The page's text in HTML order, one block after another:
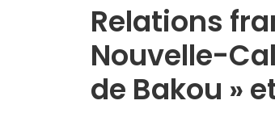
Relations
Nouvelle-
de Bakou »